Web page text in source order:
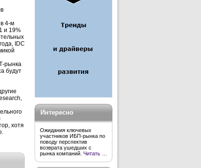
4-м
и 19%
IDC
рынка
будут
хотя
Интересно
Ожидания ключевых
участников ИБП-рынка по
поводу перспектив
возврата ушедших с
рынка компаний. Читать …